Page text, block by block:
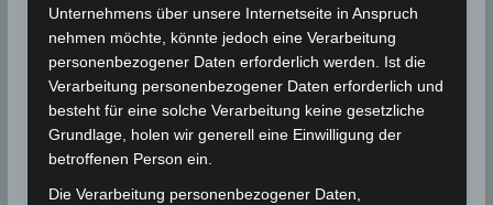
auf die administrativen Hinweise an den
Badestränden achten.
Die maximalen Temperaturen liegen im mittleren
Westen und im Süden zwischen 40° und 46° C; im
Südwesten können maximal 49° C erreicht werden. In
den übrigen Regionen werden Temperaturen von 35°
Unternehmens über unsere Internetseite in Anspruch
nehmen möchte, könnte jedoch eine Verarbeitung
personenbezogener Daten erforderlich werden. Ist die
Verarbeitung personenbezogener Daten erforderlich und
besteht für eine solche Verarbeitung keine gesetzliche
Grundlage, holen wir generell eine Einwilligung der
betroffenen Person ein.
Die Verarbeitung personenbezogener Daten,